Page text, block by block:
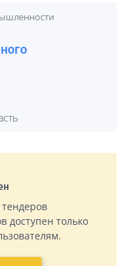
доступен только